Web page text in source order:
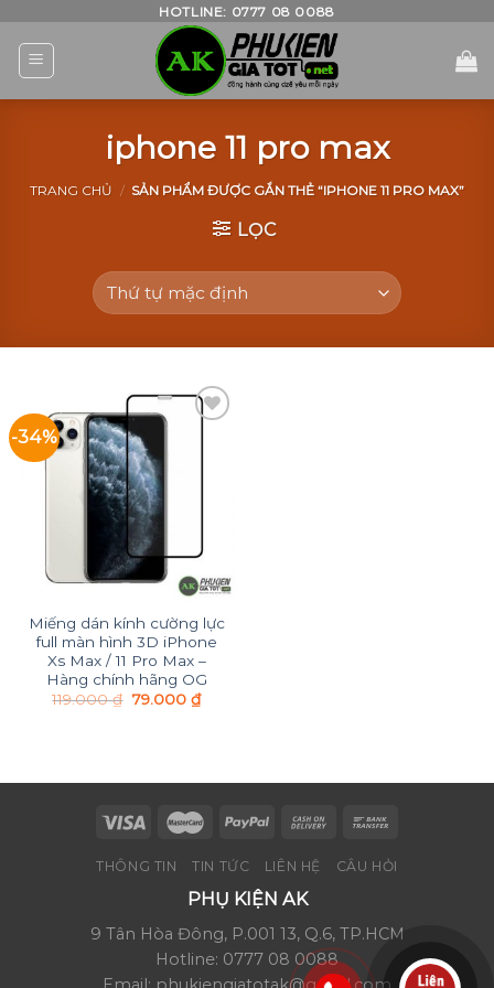
content
HOTLINE: 0777 08 0088
iphone 11 pro max
TRANG CHỦ / SẢN PHẨM ĐƯỢC GẮN THẺ “IPHONE 11 PRO MAX”
LỌC
-34%
Miếng dán kính cường lực
full màn hình 3D iPhone
Xs Max / 11 Pro Max –
Hàng chính hãng OG
119.000₫ 79.000 ₫
THÔNG TIN TIN TỨC LIÊN HỆ CÂU HỎI
PHỤ KIỆN AK
9 Tân Hòa Đông, P.001 13, Q.6, TP.HCM
Hotline: 0777 08 0088